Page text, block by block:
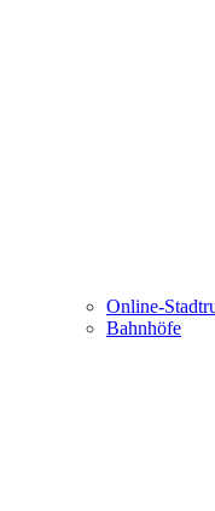
Online-
Bahnhöfe